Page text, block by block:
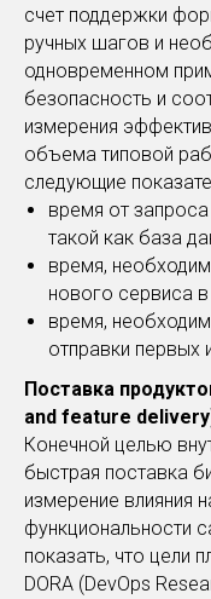
счет поддержки
ручных шагов и
одновременном
безопасность и
измерения
объема типовой
следующие
время от
такой как база
время,
нового сервиса
время,
отправки первых
Поставка
and feature
Конечной целью
быстрая поставка
измерение влияния
функциональности
показать, что цели
DORA (DevOps